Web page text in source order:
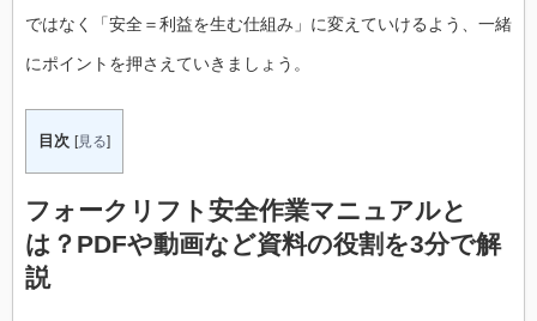
ではなく「安全＝利益を生む仕組み」に変えていけるよう、一緒
にポイントを押さえていきましょう。
目次 [見る]
フォークリフト安全作業マニュアルと
は？PDFや動画など資料の役割を3分で解
説